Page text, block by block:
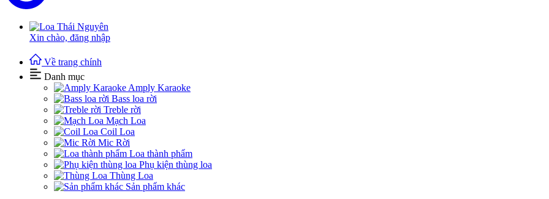
Xin chào, đăng nhập
Về trang chính
Danh mục
Amply Karaoke
Bass loa rời
Treble rời
Mạch Loa
Coil Loa
Mic Rời
Loa thành phẩm
Phụ kiện thùng loa
Thùng Loa
Sản phẩm khác